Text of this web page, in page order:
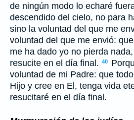
de ningún modo lo echaré
descendido del cielo, no para
sino la voluntad del que me
voluntad del que me envió:
me ha dado yo no pierda
resucite en el día final. 40
voluntad de mi Padre: que
Hijo y cree en El, tenga vida
resucitaré en el día final.